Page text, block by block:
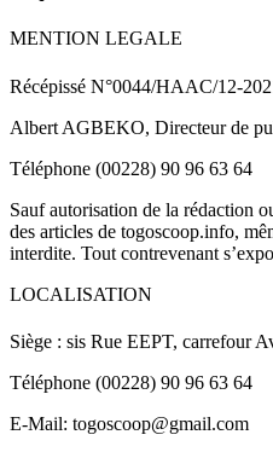
MENTION LEGALE
Récépissé N°0044/HAAC/12-
Albert AGBEKO, Directeur de
Téléphone (00228) 90 96 63 64
Sauf autorisation de la rédaction
des articles de togoscoop.info,
interdite. Tout contrevenant
LOCALISATION
Siège : sis Rue EEPT, carrefour
Téléphone (00228) 90 96 63 64
E-Mail: togoscoop@gmail.com